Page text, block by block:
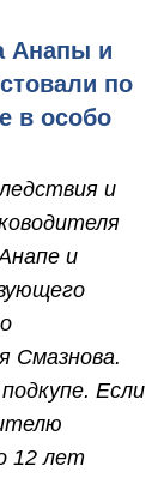
Анапы и
по
в особо
и
и
Смазнова.
Если
12 лет